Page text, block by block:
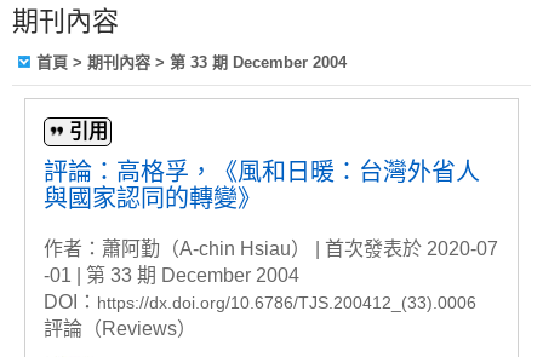
期刊內容
首頁 > 期刊內容 > 第 33 期 December 2004
引用
評論：高格孚，《風和日暖：台灣外省人
與國家認同的轉變》
作者：蕭阿勤（A-chin Hsiau） | 首次發表於 2020-07
-01 | 第 33 期 December 2004
DOI： https://dx.doi.org/10.6786/TJS.200412_(33).0006
評論（Reviews）